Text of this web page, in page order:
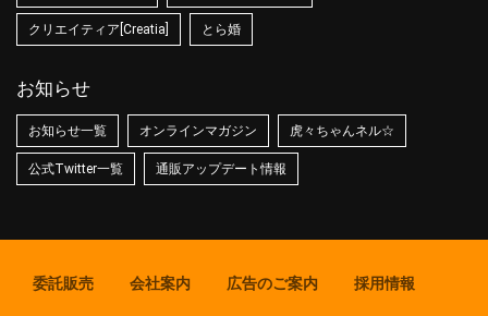
クリエイティア[Creatia] とら婚
お知らせ
お知らせ一覧 オンラインマガジン 虎々ちゃんネル☆
公式Twitter一覧 通販アップデート情報
委託販売 会社案内 広告のご案内 採用情報